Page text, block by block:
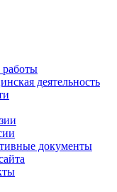
деятельность
документы